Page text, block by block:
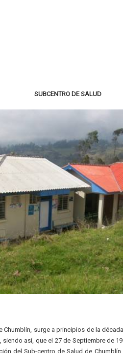
SUBCENTRO DE SALUD
surge a principios de la
así, que el 27 de Septiembre de
del Sub-centro de Salud de